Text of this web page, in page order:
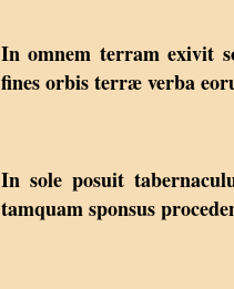
In omnem terram exivit
fines orbis terræ verba
In sole posuit
tamquam sponsus